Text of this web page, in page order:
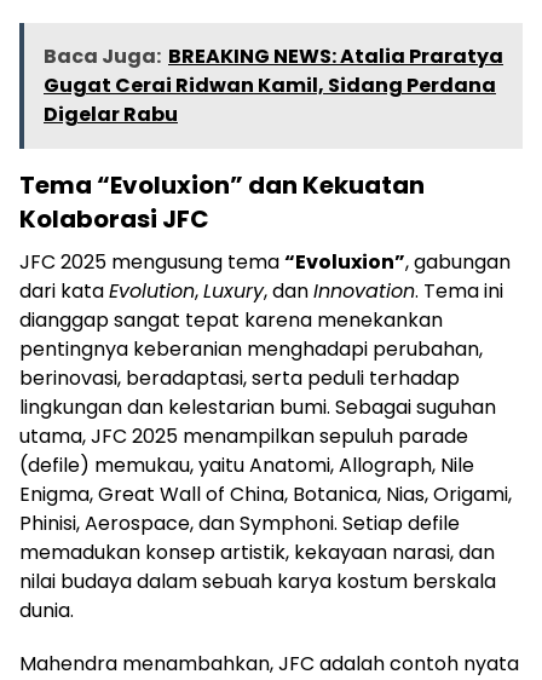
Baca Juga: BREAKING NEWS: Atalia Praratya
Gugat Cerai Ridwan Kamil, Sidang Perdana
Digelar Rabu
Tema “Evoluxion” dan Kekuatan
Kolaborasi JFC
JFC 2025 mengusung tema“Evoluxion”, gabungan
dari kataEvolution,Luxury, danInnovation. Tema ini
dianggap sangat tepat karena menekankan
pentingnya keberanian menghadapi perubahan,
berinovasi, beradaptasi, serta peduli terhadap
lingkungan dan kelestarian bumi. Sebagai suguhan
utama, JFC 2025 menampilkan sepuluh parade
(defile) memukau, yaitu Anatomi, Allograph, Nile
Enigma, Great Wall of China, Botanica, Nias, Origami,
Phinisi, Aerospace, dan Symphoni. Setiap defile
memadukan konsep artistik, kekayaan narasi, dan
nilai budaya dalam sebuah karya kostum berskala
dunia.
Mahendra menambahkan, JFC adalah contoh nyata